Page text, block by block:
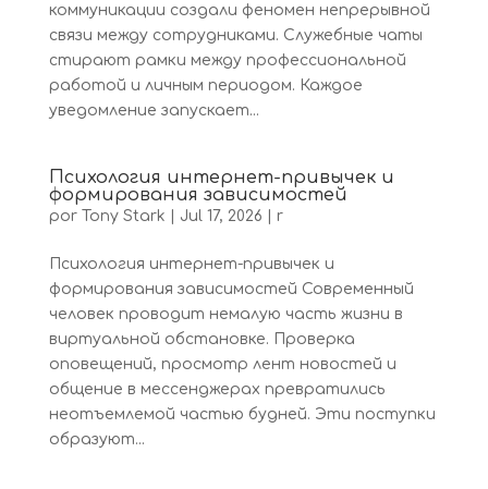
коммуникации создали феномен непрерывной
связи между сотрудниками. Служебные чаты
стирают рамки между профессиональной
работой и личным периодом. Каждое
уведомление запускает...
Психология интернет-привычек и
формирования зависимостей
por Tony Stark Jul 17, 2026 r
Психология интернет-привычек и
формирования зависимостей Современный
человек проводит немалую часть жизни в
виртуальной обстановке. Проверка
оповещений, просмотр лент новостей и
общение в мессенджерах превратились
неотъемлемой частью будней. Эти поступки
образуют...